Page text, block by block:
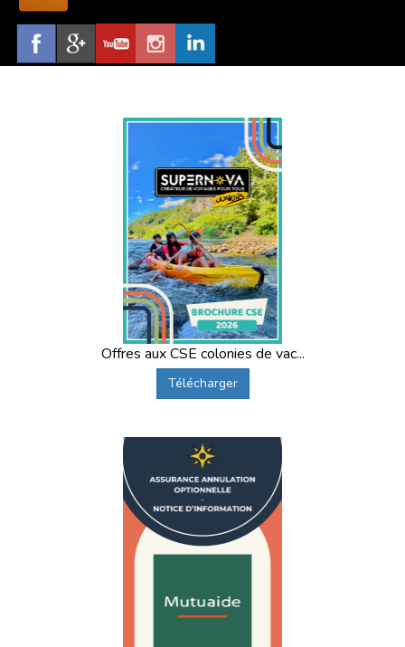
Offres aux CSE colonies de vac...
Télécharger